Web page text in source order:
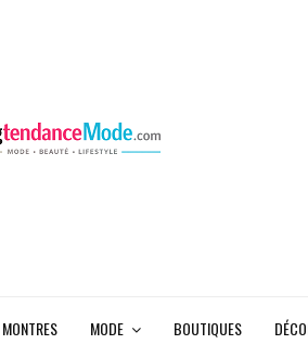
MONTRES MODE BOUTIQUES